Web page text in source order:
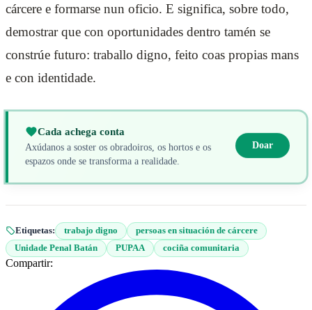
cárcere e formarse nun oficio. E significa, sobre todo,
demostrar que con oportunidades dentro tamén se
constrúe futuro: traballo digno, feito coas propias mans
e con identidade.
Cada achega conta
Axúdanos a soster os obradoiros, os hortos e os
espazos onde se transforma a realidade.
Doar
Etiquetas: trabajo digno
persoas en situación de cárcere
Unidade Penal Batán
PUPAA cociña comunitaria
Compartir: